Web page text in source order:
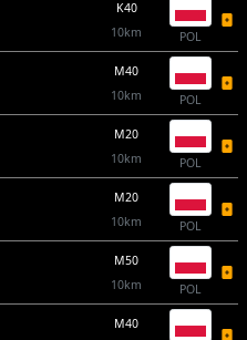
K40
10km
POL
M40
10km
POL
M20
10km
POL
M20
10km
POL
M50
10km
POL
M40